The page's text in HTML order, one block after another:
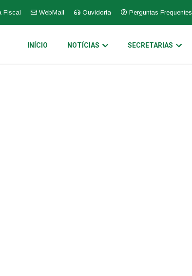
Fiscal WebMail Ouvidoria Perguntas Frequentes
INÍCIO NOTÍCIAS SECRETARIAS